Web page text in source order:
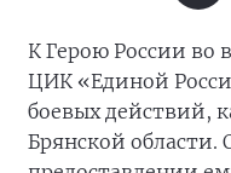
К Герою России во
ЦИК «Единой
боевых действий,
Брянской области.